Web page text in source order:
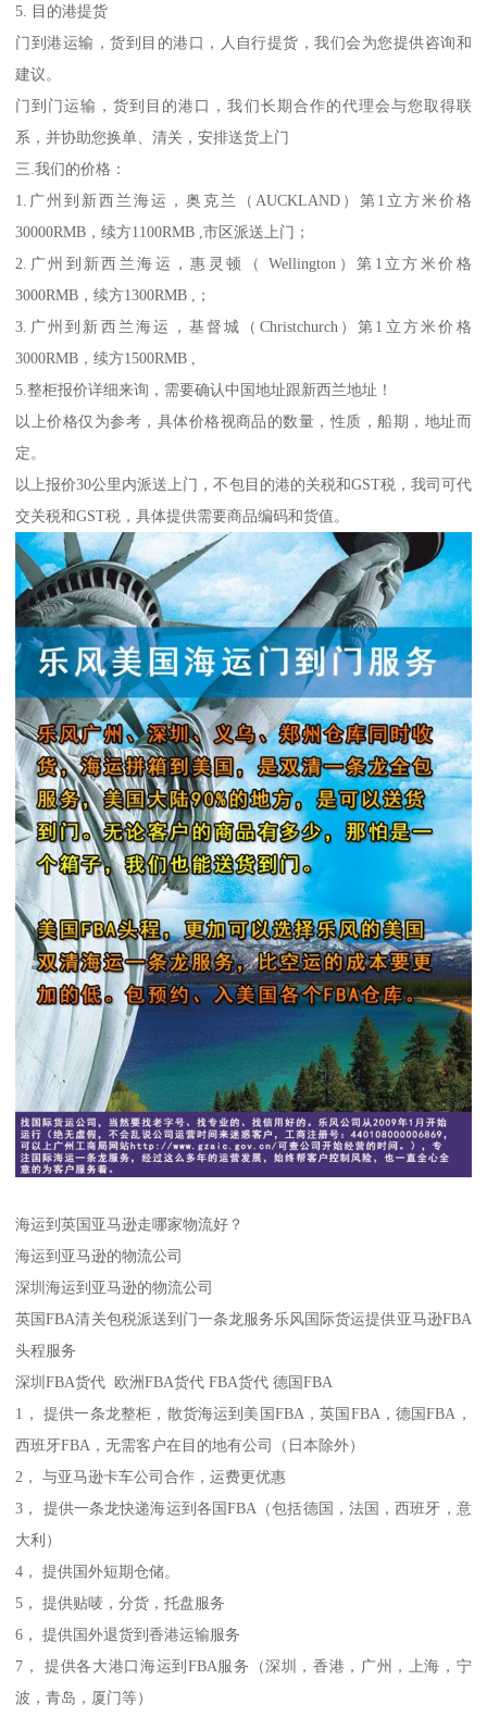
5. 目的港提货
门到港运输，货到目的港口，人自行提货，我们会为您提供咨询和
建议。
门到门运输，货到目的港口，我们长期合作的代理会与您取得联
系，并协助您换单、清关，安排送货上门
三.我们的价格：
1.广州到新西兰海运，奥克兰（AUCKLAND）第1立方米价格
30000RMB，续方1100RMB ,市区派送上门；
2.广州到新西兰海运，惠灵顿（ Wellington）第1立方米价格
3000RMB，续方1300RMB ,；
3.广州到新西兰海运，基督城（Christchurch）第1立方米价格
3000RMB，续方1500RMB ,
5.整柜报价详细来询，需要确认中国地址跟新西兰地址！
以上价格仅为参考，具体价格视商品的数量，性质，船期，地址而
定。
以上报价30公里内派送上门，不包目的港的关税和GST税，我司可代
交关税和GST税，具体提供需要商品编码和货值。
海运到英国亚马逊走哪家物流好？
海运到亚马逊的物流公司
深圳海运到亚马逊的物流公司
英国FBA清关包税派送到门一条龙服务乐风国际货运提供亚马逊FBA
头程服务
深圳FBA货代 欧洲FBA货代 FBA货代 德国FBA
1， 提供一条龙整柜，散货海运到美国FBA，英国FBA，德国FBA，
西班牙FBA，无需客户在目的地有公司（日本除外）
2， 与亚马逊卡车公司合作，运费更优惠
3， 提供一条龙快递海运到各国FBA（包括德国，法国，西班牙，意
大利）
4， 提供国外短期仓储。
5， 提供贴唛，分货，托盘服务
6， 提供国外退货到香港运输服务
7， 提供各大港口海运到FBA服务（深圳，香港，广州，上海，宁
波，青岛，厦门等）